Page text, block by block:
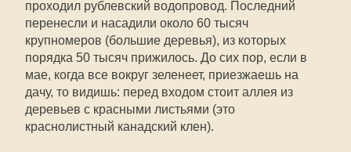
проходил рублевский водопровод. Последний
перенесли и насадили около 60 тысяч
крупномеров (большие деревья), из которых
порядка 50 тысяч прижилось. До сих пор, если в
мае, когда все вокруг зеленеет, приезжаешь на
дачу, то видишь: перед входом стоит аллея из
деревьев с красными листьями (это
краснолистный канадский клен).